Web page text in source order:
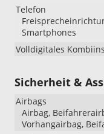
Telefon
Smartphones
Volldigitales
Sicherheit &
Airbags
Airbag,
Vorhangairbag,